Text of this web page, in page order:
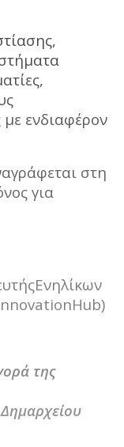
με ενδιαφέρον
στη
για
της